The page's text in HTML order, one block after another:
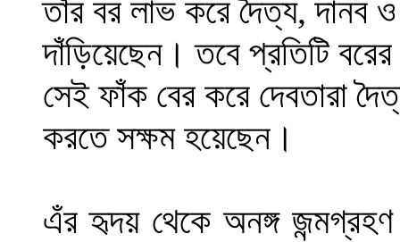
তাঁর বর লাভ করে দৈত্য,দানব
দাঁড়িয়েছেন ।তবে প্রতিটি
সেই ফাঁক বের করে দেবতারা
করতে সক্ষম হয়েছেন ।
এঁর হৃদয় থেকে অনঙ্গ